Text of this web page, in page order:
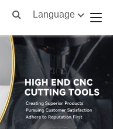
Language